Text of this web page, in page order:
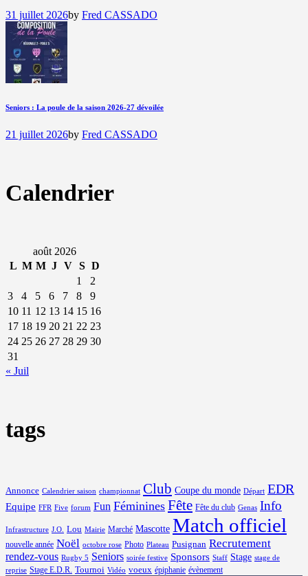
31 juillet 2026by Fred CASSADO
Seniors : La poule de la saison 2026-27 dévoilée
21 juillet 2026by Fred CASSADO
Calendrier
août 2026
L M M J V S D
1
2
3
4 5 6 7 8
9
10 11 12 13 14 15 16
17 18 19 20 21 22 23
24 25 26 27 28 29 30
31
« Juil
tags
Annonce Calendrier saison championnat Club Coupe du monde Départ EDR
Equipe FFR Five forum Fun Féminines Fête Fête du club Genas Info
Infrastructure J.O. Lou Mairie Marché Mascotte Match officiel
nouvelle année Noël octobre rose Photo Plateau Pusignan Recrutement
rendez-vous Rugby 5 Seniors soirée festive Sponsors Staff Stage stage de
reprise Stage E.D.R. Tournoi Vidéo voeux épiphanie évènement